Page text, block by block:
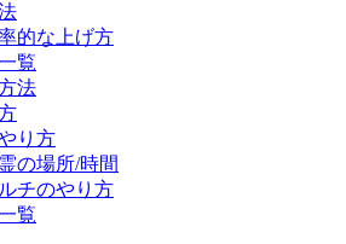
的な上げ方
覧
法
り方
の場所/時間
チのやり方
覧